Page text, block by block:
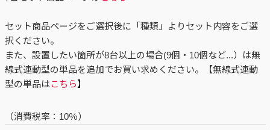
セット商品ページをご選択後に「種類」よりセット内容をご選
択ください。
また、設置したい箇所が8台以上の場合(9個・10個など...）は無
線式連動型の単品を追加でお買い求めください。【無線式連動
型の単品はこちら】
（消費税率： 10％）